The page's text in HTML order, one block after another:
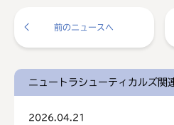
前のニュースへ
ニュートラシューティカルズ関
2026.04.21